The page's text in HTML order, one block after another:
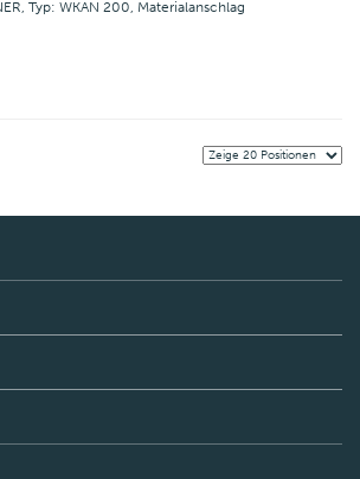
Typ: WKAN 200, Materialanschlag